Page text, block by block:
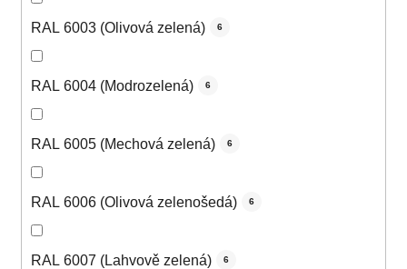
RAL 6003 (Olivová zelená) 6
RAL 6004 (Modrozelená) 6
RAL 6005 (Mechová zelená) 6
RAL 6006 (Olivová zelenošedá) 6
RAL 6007 (Lahvově zelená) 6